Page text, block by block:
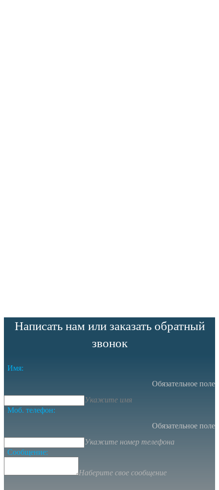
Написать нам или заказать обратный
звонок
Имя:
Обязательное поле
Укажите имя
Моб. телефон:
Обязательное поле
Укажите номер телефона
Сообщение:
Наберите свое сообщение